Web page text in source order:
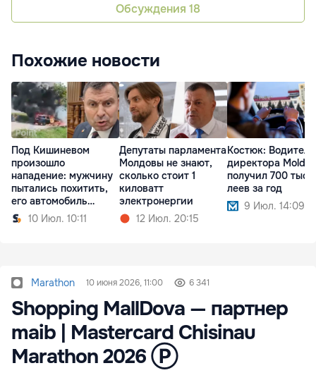
Обсуждения 18
Похожие новости
Под Кишиневом
произошло
нападение: мужчину
пытались похитить,
его автомобиль
сожгли10 Июл. 10:11
Депутаты парламента
Молдовы не знают,
сколько стоит 1
киловатт
электронергии
12 Июл. 20:15
Костюк: Водитель
директора
получил 700
леев за год
9 Июл. 14:09
Marathon 10 июня 2026, 11:00 6 341
Shopping MallDova — партнер
maib | Mastercard Chisinau
Marathon 2026 Ⓟ